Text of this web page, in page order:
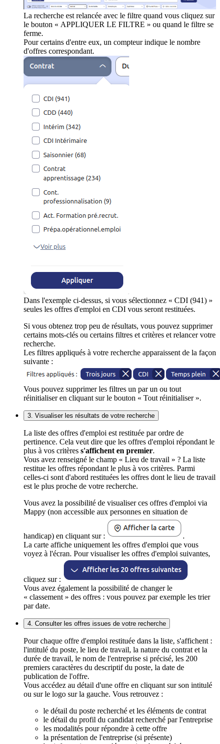
La recherche est relancée avec le filtre quand vous cliquez sur
le bouton « APPLIQUER LE FILTRE » ou quand le filtre se
ferme.
Pour certains d'entre eux, un compteur indique le nombre
d'offres correspondant.
Dans l'exemple ci-dessus, si vous sélectionnez « CDI (941) »
seules les offres d'emploi en CDI vous seront restituées.
Si vous obtenez trop peu de résultats, vous pouvez supprimer
certains mots-clés ou certains filtres et critères et relancer votre
recherche.
Les filtres appliqués à votre recherche apparaissent de la façon
suivante :
Vous pouvez supprimer les filtres un par un ou tout
réinitialiser en cliquant sur le bouton « Tout réinitialiser ».
3. Visualiser les résultats de votre recherche
La liste des offres d'emploi est restituée par ordre de
pertinence. Cela veut dire que les offres d'emploi répondant le
plus à vos critères s'affichent en premier.
Vous avez renseigné le champ « Lieu de travail » ? La liste
restitue les offres répondant le plus à vos critères. Parmi
celles-ci sont d'abord restituées les offres dont le lieu de travail
est le plus proche de votre recherche.
Vous avez la possibilité de visualiser ces offres d'emploi via
Mappy (non accessible aux personnes en situation de
handicap) en cliquant sur :
.
La carte affiche uniquement les offres d'emploi que vous
voyez à l'écran. Pour visualiser les offres d'emploi suivantes,
cliquez sur :
Vous avez également la possibilité de changer le
« classement » des offres : vous pouvez par exemple les trier
par date.
4. Consulter les offres issues de votre recherche
Pour chaque offre d'emploi restituée dans la liste, s'affichent :
l'intitulé du poste, le lieu de travail, la nature du contrat et la
durée de travail, le nom de l'entreprise si précisé, les 200
premiers caractères du descriptif du poste, la date de
publication de l'offre.
Vous accédez au détail d'une offre en cliquant sur son intitulé
ou sur le logo sur la gauche. Vous retrouvez :
le détail du poste recherché et les éléments de contrat
le détail du profil du candidat recherché par l'entreprise
les modalités pour répondre à cette offre
la présentation de l'entreprise (si présente)